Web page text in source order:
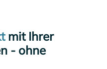
mit Ihrer
- ohne